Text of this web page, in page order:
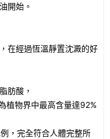
開始。
在經過恆溫靜置沈澱的好
肪酸，
植物界中最高含量達92%
，完全符合人體完整所